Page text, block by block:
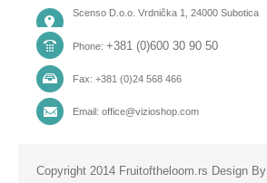
Scenso D.o.o. Vrdnička 1, 24000 Subotica
Phone: +381 (0)600 30 90 50
Fax: +381 (0)24 568 466
Email: office@vizioshop.com
Copyright 2014 Fruitoftheloom.rs Design By